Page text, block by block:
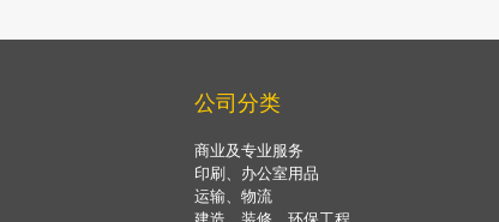
公司分类
商业及专业服务
印刷、办公室用品
运输、物流